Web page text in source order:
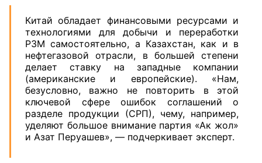
Китай обладает финансовыми ресурсами и
технологиями для добычи и переработки
РЗМ самостоятельно, а Казахстан, как и в
нефтегазовой отрасли, в большей степени
делает ставку на западные компании
(американские и европейские). «Нам,
безусловно, важно не повторить в этой
ключевой сфере ошибок соглашений о
разделе продукции (СРП), чему, например,
уделяют большое внимание партия «Ак жол»
и Азат Перуашев», — подчеркивает эксперт.